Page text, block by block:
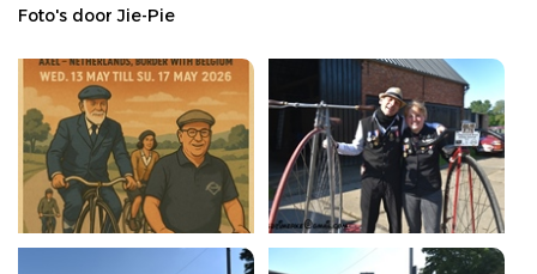
Foto's door Jie-Pie